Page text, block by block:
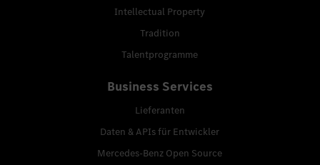
Intellectual Property
Tradition
Talentprogramme
Business Services
Lieferanten
Daten & APIs für Entwickler
Mercedes-Benz Open Source